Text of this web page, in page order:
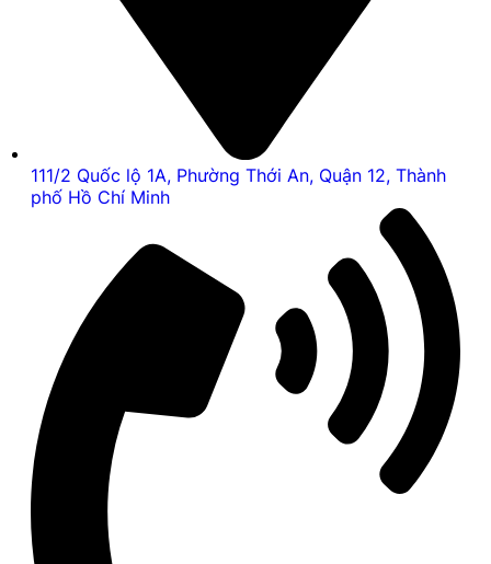
111/2 Quốc lộ 1A, Phường Thới An, Quận 12, Thành
phố Hồ Chí Minh